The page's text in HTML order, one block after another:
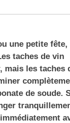
une petite fête,
taches de vin
mais les taches
de soude.